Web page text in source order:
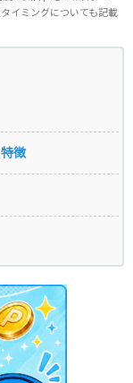
イミングについても記載
徴